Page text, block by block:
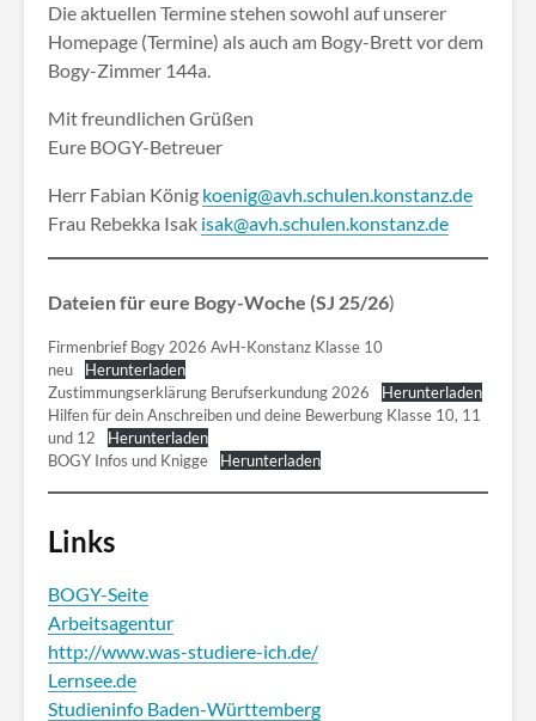
Die aktuellen Termine stehen sowohl auf unserer
Homepage (Termine) als auch am Bogy-Brett vor dem
Bogy-Zimmer 144a.
Mit freundlichen Grüßen
Eure BOGY-Betreuer
Herr Fabian König koenig@avh.schulen.konstanz.de
Frau Rebekka Isak isak@avh.schulen.konstanz.de
Dateien für eure Bogy-Woche (SJ 25/26)
Firmenbrief Bogy 2026 AvH-Konstanz Klasse 10
neu
Herunterladen
Zustimmungserklärung Berufserkundung 2026
Herunterladen
Hilfen für dein Anschreiben und deine Bewerbung Klasse 10, 11
und 12
Herunterladen
BOGY Infos und Knigge
Herunterladen
Links
BOGY-Seite
Arbeitsagentur
http://www.was-studiere-ich.de/
Lernsee.de
Studieninfo Baden-Württemberg